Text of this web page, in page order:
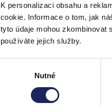
K personalizaci obsahu a
cookie. Informace o tom, jak
tyto údaje mohou zkombinovat
používáte jejich služby.
Nutné